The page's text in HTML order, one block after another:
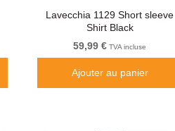
Lavecchia 1129 Short sleeve
Shirt Black
59,99 € TVA incluse
Ajouter au panier